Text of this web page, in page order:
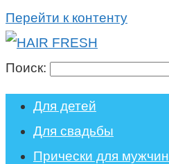
Перейти к контенту
Поиск:
Для детей
Для свадьбы
Прически для мужчин